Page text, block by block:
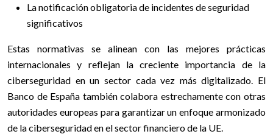
La notificación obligatoria de incidentes de seguridad
significativos
Estas normativas se alinean con las mejores prácticas
internacionales y reflejan la creciente importancia de la
ciberseguridad en un sector cada vez más digitalizado. El
Banco de España también colabora estrechamente con otras
autoridades europeas para garantizar un enfoque armonizado
de la ciberseguridad en el sector financiero de la UE.